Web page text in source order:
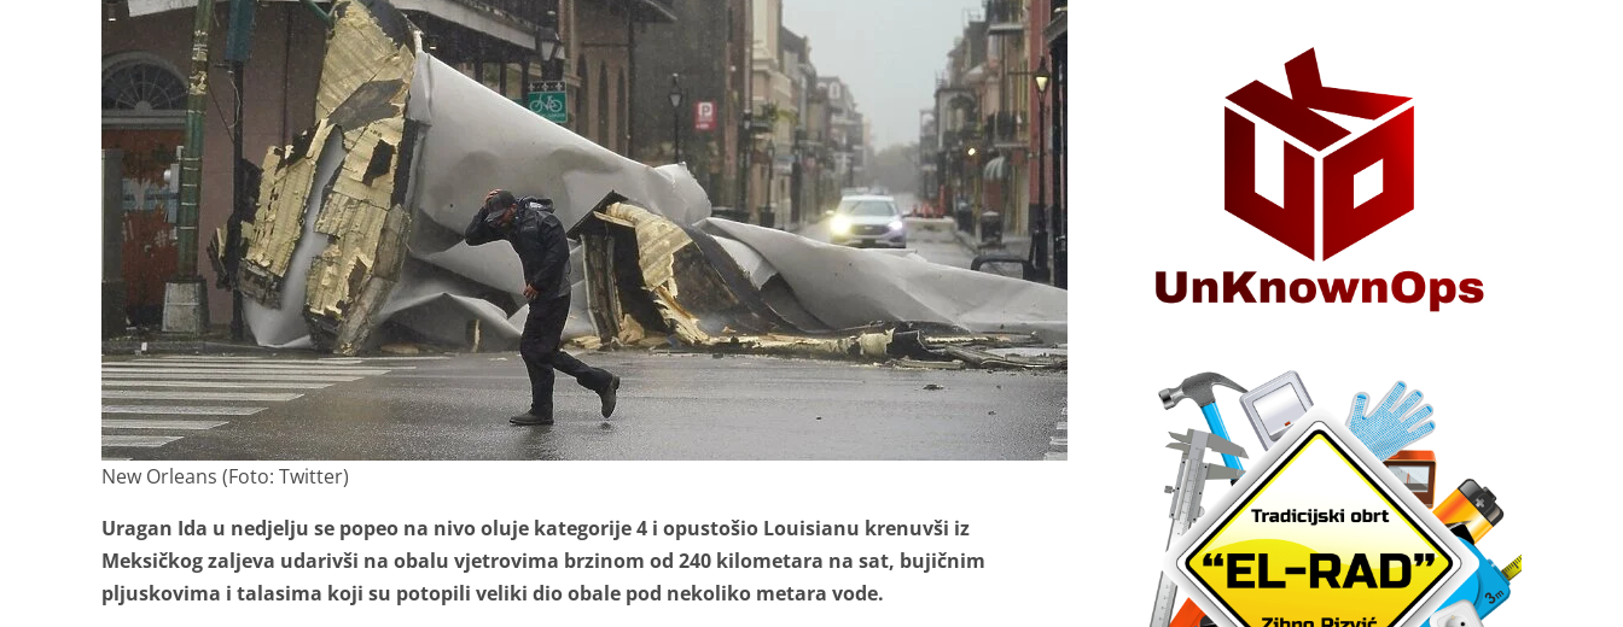
New Orleans (Foto: Twitter)
Uragan Ida u nedjelju se popeo na nivo oluje kategorije 4 i opustošio Louisianu krenuvši iz
Meksičkog zaljeva udarivši na obalu vjetrovima brzinom od 240 kilometara na sat, bujičnim
pljuskovima i talasima koji su potopili veliki dio obale pod nekoliko metara vode.